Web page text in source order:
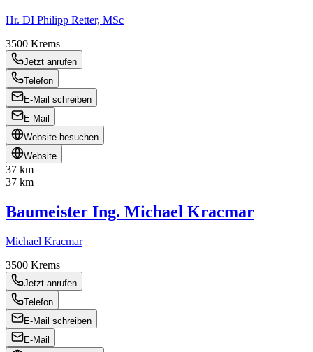
Hr. DI Philipp Retter, MSc
3500 Krems
Jetzt anrufen
Telefon
E-Mail schreiben
E-Mail
Website besuchen
Website
37 km
37 km
Baumeister Ing. Michael Kracmar
Michael Kracmar
3500 Krems
Jetzt anrufen
Telefon
E-Mail schreiben
E-Mail